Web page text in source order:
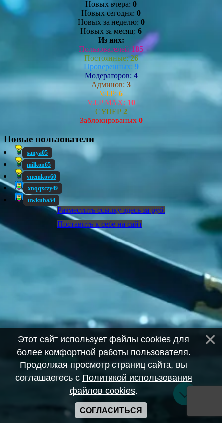
Новых вчера: 0
Новых сегодня: 0
Новых за неделю: 0
Новых за месяц: 6
Из них:
Пользователей185
Постоянные:26
Проверенных: 9
Модераторов: 4
Админов: 3
V.I.P: 6
V.I.P MAX: 10
СУПЕР 2
Заблокированых 0
Новые пользователи
sanya05
milkon65
vnemkov60
xnqqxczy49
uwkuba54
Разместить ссылку здесь за руб.
Поставить к себе на сайт
Этот сайт использует файлы cookies для
более комфортной работы пользователя.
Продолжая просмотр страниц сайта, вы
соглашаетесь с Политикой использования
файлов cookies.
СОГЛАСИТЬСЯ